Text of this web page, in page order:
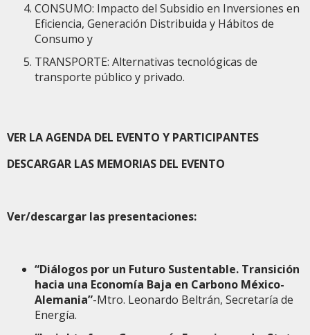
CONSUMO: Impacto del Subsidio en Inversiones en
Eficiencia, Generación Distribuida y Hábitos de
Consumo y
TRANSPORTE: Alternativas tecnológicas de
transporte público y privado.
VER LA AGENDA DEL EVENTO Y PARTICIPANTES
DESCARGAR LAS MEMORIAS DEL EVENTO
Ver/descargar las presentaciones:
“Diálogos por un Futuro Sustentable. Transición
hacia una Economía Baja en Carbono México-
Alemania”-Mtro. Leonardo Beltrán, Secretaría de
Energía.